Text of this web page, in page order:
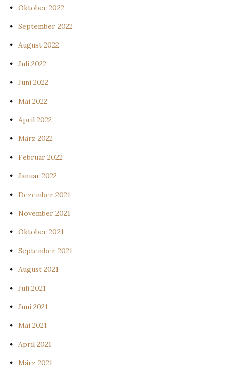
Oktober 2022
September 2022
August 2022
Juli 2022
Juni 2022
Mai 2022
April 2022
März 2022
Februar 2022
Januar 2022
Dezember 2021
November 2021
Oktober 2021
September 2021
August 2021
Juli 2021
Juni 2021
Mai 2021
April 2021
März 2021